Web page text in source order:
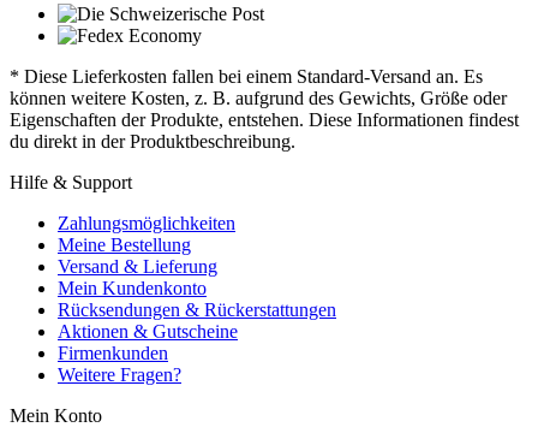
* Diese Lieferkosten fallen bei einem Standard-Versand an. Es
können weitere Kosten, z. B. aufgrund des Gewichts, Größe oder
Eigenschaften der Produkte, entstehen. Diese Informationen findest
du direkt in der Produktbeschreibung.
Hilfe & Support
Zahlungsmöglichkeiten
Meine Bestellung
Versand & Lieferung
Mein Kundenkonto
Rücksendungen & Rückerstattungen
Aktionen & Gutscheine
Firmenkunden
Weitere Fragen?
Mein Konto